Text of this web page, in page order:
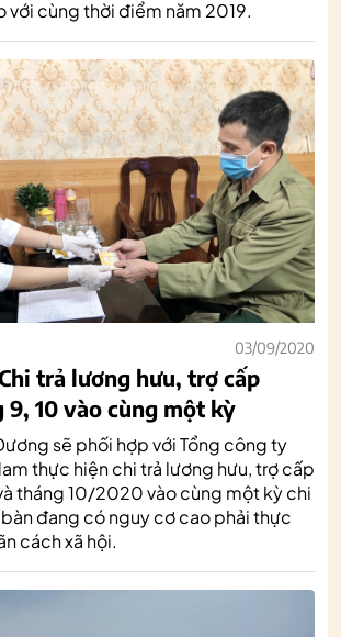
với cùng thời điểm năm 2019.
03/09/2020
trả lương hưu, trợ cấp
9, 10 vào cùng một kỳ
sẽ phối hợp với Tổng công ty
thực hiện chi trả lương hưu, trợ cấp
tháng 10/2020 vào cùng một kỳ chi
đang có nguy cơ cao phải thực
cách xã hội.